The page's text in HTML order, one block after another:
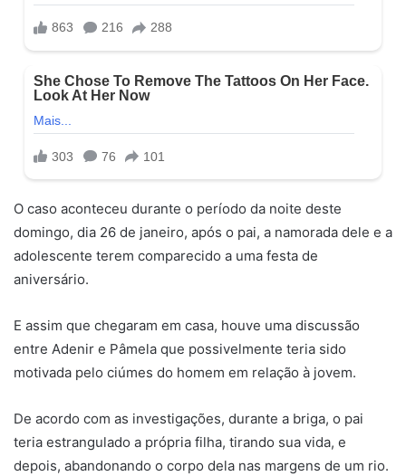
O caso aconteceu durante o período da noite deste
domingo, dia 26 de janeiro, após o pai, a namorada dele e a
adolescente terem comparecido a uma festa de
aniversário.
E assim que chegaram em casa, houve uma discussão
entre Adenir e Pâmela que possivelmente teria sido
motivada pelo ciúmes do homem em relação à jovem.
De acordo com as investigações, durante a briga, o pai
teria estrangulado a própria filha, tirando sua vida, e
depois, abandonando o corpo dela nas margens de um rio.